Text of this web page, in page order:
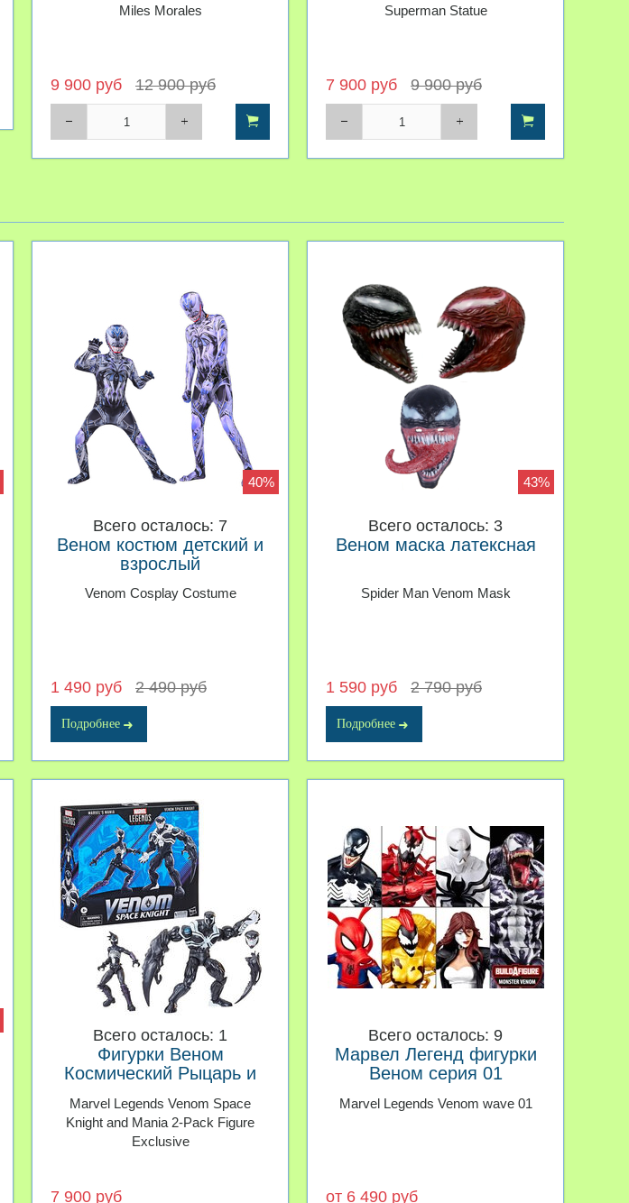
Miles Morales
9 900 руб 12 900 руб
Superman Statue
7 900 руб 9 900 руб
40%
Всего осталось: 7
Веном костюм детский и
взрослый
Venom Cosplay Costume
1 490 руб 2 490 руб
Подробнее
43%
Всего осталось: 3
Веном маска латексная
Spider Man Venom Mask
1 590 руб 2 790 руб
Подробнее
Всего осталось: 1
Фигурки Веном
Космический Рыцарь и
Marvel Legends Venom Space
Knight and Mania 2-Pack Figure
Exclusive
7 900 руб
Всего осталось: 9
Марвел Легенд фигурки
Веном серия 01
Marvel Legends Venom wave 01
от 6 490 руб